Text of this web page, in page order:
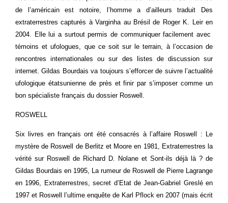
de l’américain est notoire, l’homme a d’ailleurs traduit Des
extraterrestres capturés à Varginha au Brésil de Roger K. Leir en
2004. Elle lui a surtout permis de communiquer facilement avec
témoins et ufologues, que ce soit sur le terrain, à l’occasion de
rencontres internationales ou sur des listes de discussion sur
internet. Gildas Bourdais va toujours s’efforcer de suivre l’actualité
ufologique étatsunienne de près et finir par s’imposer comme un
bon spécialiste français du dossier Roswell.
ROSWELL
Six livres en français ont été consacrés à l’affaire Roswell : Le
mystère de Roswell de Berlitz et Moore en 1981, Extraterrestres la
vérité sur Roswell de Richard D. Nolane et Sont-ils déjà là ? de
Gildas Bourdais en 1995, La rumeur de Roswell de Pierre Lagrange
en 1996, Extraterrestres, secret d’Etat de Jean-Gabriel Greslé en
1997 et Roswell l’ultime enquête de Karl Pflock en 2007 (mais écrit